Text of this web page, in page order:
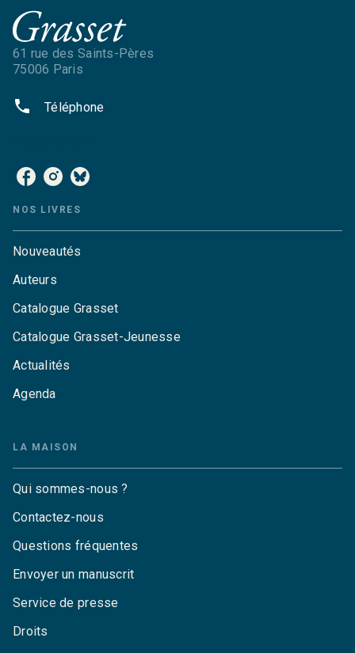
61 rue des Saints-Pères
75006 Paris
phone Téléphone
NOS LIVRES
Nouveautés
Auteurs
Catalogue Grasset
Catalogue Grasset-Jeunesse
Actualités
Agenda
LA MAISON
Qui sommes-nous ?
Contactez-nous
Questions fréquentes
Envoyer un manuscrit
Service de presse
Droits